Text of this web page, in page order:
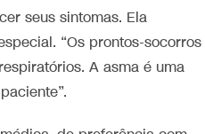
seus sintomas. Ela
“Os prontos-socorros
A asma é uma